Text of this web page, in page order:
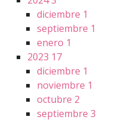
diciembre 1
septiembre 1
enero 1
2023 17
diciembre 1
noviembre 1
octubre 2
septiembre 3